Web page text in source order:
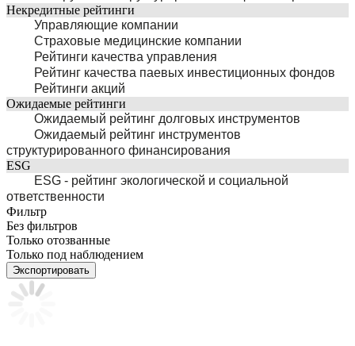
Некредитные рейтинги
Управляющие компании
Страховые медицинские компании
Рейтинги качества управления
Рейтинг качества паевых инвестиционных фондов
Рейтинги акций
Ожидаемые рейтинги
Ожидаемый рейтинг долговых инструментов
Ожидаемый рейтинг инструментов
структурированного финансирования
ESG
ESG - рейтинг экологической и социальной
ответственности
Фильтр
Без фильтров
Только отозванные
Только под наблюдением
Экспортировать